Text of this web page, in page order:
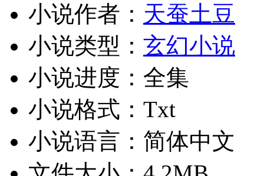
小说作者： 天蚕土豆
小说类型： 玄幻小说
小说进度：全集
小说格式：Txt
小说语言：简体中文